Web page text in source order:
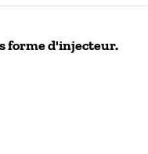
forme d'injecteur.